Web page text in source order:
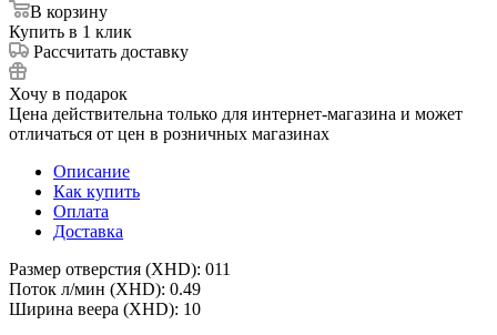
В корзину
Купить в 1 клик
Рассчитать доставку
Хочу в подарок
Цена действительна только для интернет-магазина и может
отличаться от цен в розничных магазинах
Описание
Как купить
Оплата
Доставка
Размер отверстия (XHD): 011
Поток л/мин (XHD): 0.49
Ширина веера (XHD): 10